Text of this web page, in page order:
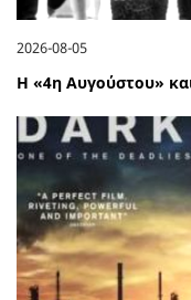
2026-08-05
Η «4η Αυγούστου»